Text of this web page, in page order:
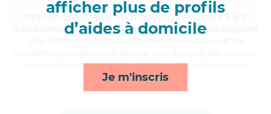
afficher plus de profils
d’aides à domicile
Je m'inscris
, coopérative et communicative, Lina a 9 ans
d'expérience et possède un diplôme d'Etat d'aide-soignant
de surveillance de nuit, transports, courses/livraison et
compagnie/loisirs*